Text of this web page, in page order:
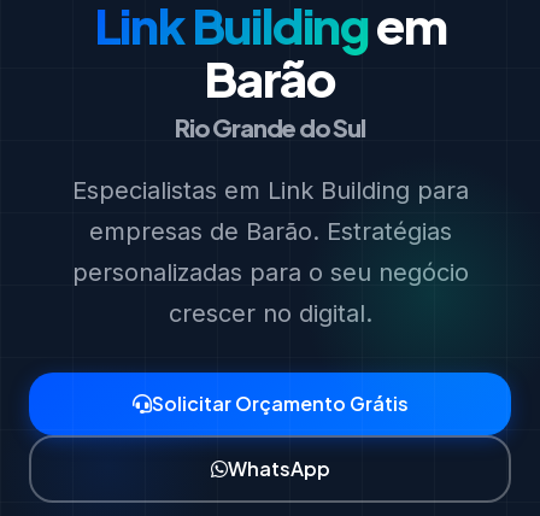
Link Buildingem
Barão
Rio Grande do Sul
Especialistas em Link Building para
empresas de Barão. Estratégias
personalizadas para o seu negócio
crescer no digital.
Solicitar Orçamento Grátis
WhatsApp